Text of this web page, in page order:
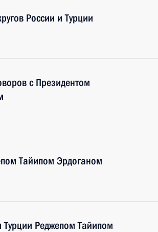
России и Турции
с Президентом
Тайипом Эрдоганом
Реджепом Тайипом